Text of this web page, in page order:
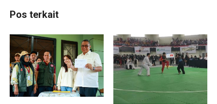
Pos terkait